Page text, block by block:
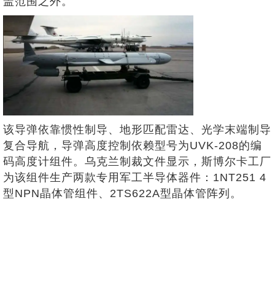
该导弹依靠惯性制导、地形匹配雷达、光学末端制导
复合导航，导弹高度控制依赖型号为UVK-208的编
码高度计组件。乌克兰制裁文件显示，斯博尔卡工厂
为该组件生产两款专用军工半导体器件：1NT251 4
型NPN晶体管组件、2TS622A型晶体管阵列。